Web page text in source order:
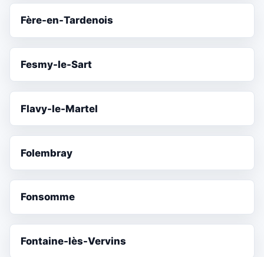
Fère-en-Tardenois
Fesmy-le-Sart
Flavy-le-Martel
Folembray
Fonsomme
Fontaine-lès-Vervins